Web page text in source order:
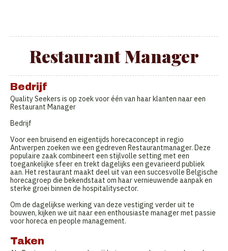
Restaurant Manager
Bedrijf
Quality Seekers is op zoek voor één van haar klanten naar een
Restaurant Manager
Bedrijf
Voor een bruisend en eigentijds horecaconcept in regio
Antwerpen zoeken we een gedreven Restaurantmanager. Deze
populaire zaak combineert een stijlvolle setting met een
toegankelijke sfeer en trekt dagelijks een gevarieerd publiek
aan. Het restaurant maakt deel uit van een succesvolle Belgische
horecagroep die bekendstaat om haar vernieuwende aanpak en
sterke groei binnen de hospitalitysector.
Om de dagelijkse werking van deze vestiging verder uit te
bouwen, kijken we uit naar een enthousiaste manager met passie
voor horeca en people management.
Taken